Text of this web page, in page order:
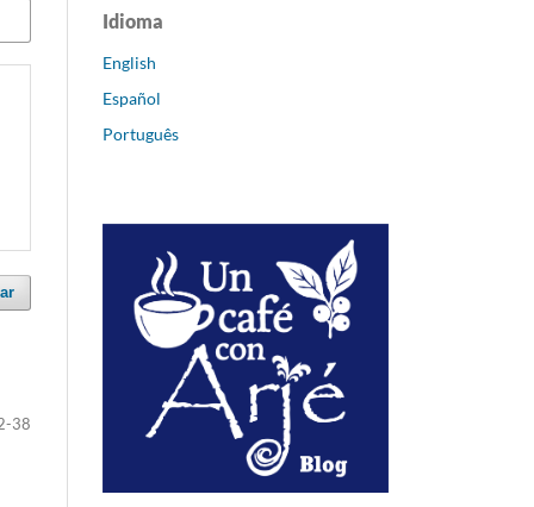
38
Idioma
English
Español
Português